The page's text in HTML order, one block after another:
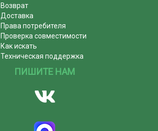
Возврат
Доставка
Права потребителя
Проверка совместимости
Как искать
Техническая поддержка
ПИШИТЕ НАМ